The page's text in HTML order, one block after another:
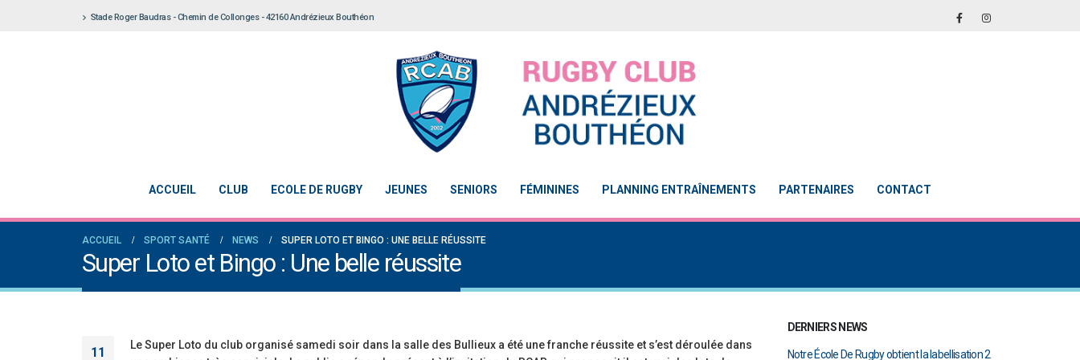
Stade Roger Baudras - Chemin de Collonges - 42160 Andrézieux Bouthéon
ACCUEIL CLUB ECOLE DE RUGBY JEUNES SENIORS FÉMININES PLANNING ENTRAÎNEMENTS PARTENAIRES CONTACT
ACCUEIL SPORT SANTÉ NEWS SUPER LOTO ET BINGO : UNE BELLE RÉUSSITE
Super Loto et Bingo : Une belle réussite
11
Le Super Loto du club organisé samedi soir dans la salle des Bullieux a été une franche réussite et s’est déroulée dans
DERNIERS NEWS
Notre École De Rugby obtient la labellisation 2
Notre École De Rugby obtient la labellisation 2 Le Touch du RCAB se distingue en finale de